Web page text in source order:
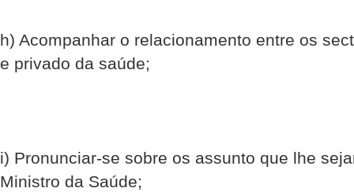
h) Acompanhar o relacionamento entre os
e privado da saúde;
i) Pronunciar-se sobre os assunto que lhe
Ministro da Saúde;